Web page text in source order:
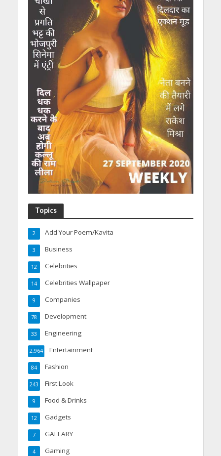
Topics
Add Your Poem/Kavita
2
Business
3
Celebrities
12
Celebrities Wallpaper
14
Companies
9
Development
78
Engineering
33
Entertainment
2,964
Fashion
84
First Look
243
Food & Drinks
9
Gadgets
12
GALLARY
7
Gaming
4